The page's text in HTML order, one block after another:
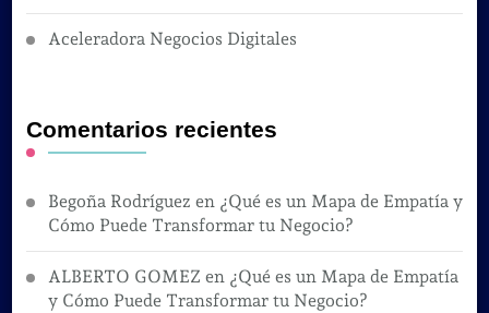
Aceleradora Negocios Digitales
Comentarios recientes
Begoña Rodríguez en ¿Qué es un Mapa de Empatía y
Cómo Puede Transformar tu Negocio?
ALBERTO GOMEZ en ¿Qué es un Mapa de Empatía
y Cómo Puede Transformar tu Negocio?